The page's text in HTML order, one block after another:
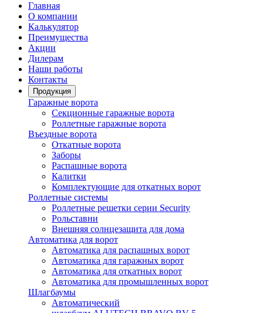
Главная
О компании
Калькулятор
Преимущества
Акции
Дилерам
Наши работы
Контакты
Продукция
Гаражные ворота
Секционные гаражные ворота
Роллетные гаражные ворота
Въездные ворота
Откатные ворота
Заборы
Распашные ворота
Калитки
Комплектующие для откатных ворот
Роллетные системы
Роллетные решетки серии Security
Рольставни
Внешняя солнцезащита для дома
Автоматика для ворот
Автоматика для распашных ворот
Автоматика для гаражных ворот
Автоматика для откатных ворот
Автоматика для промышленных ворот
Шлагбаумы
Автоматический